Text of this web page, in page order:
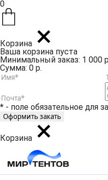
0
Корзина
Ваша корзина пуста
Минимальный заказ: 1 000
Сумма: 0 р.
* - поле обязательное для
Корзина